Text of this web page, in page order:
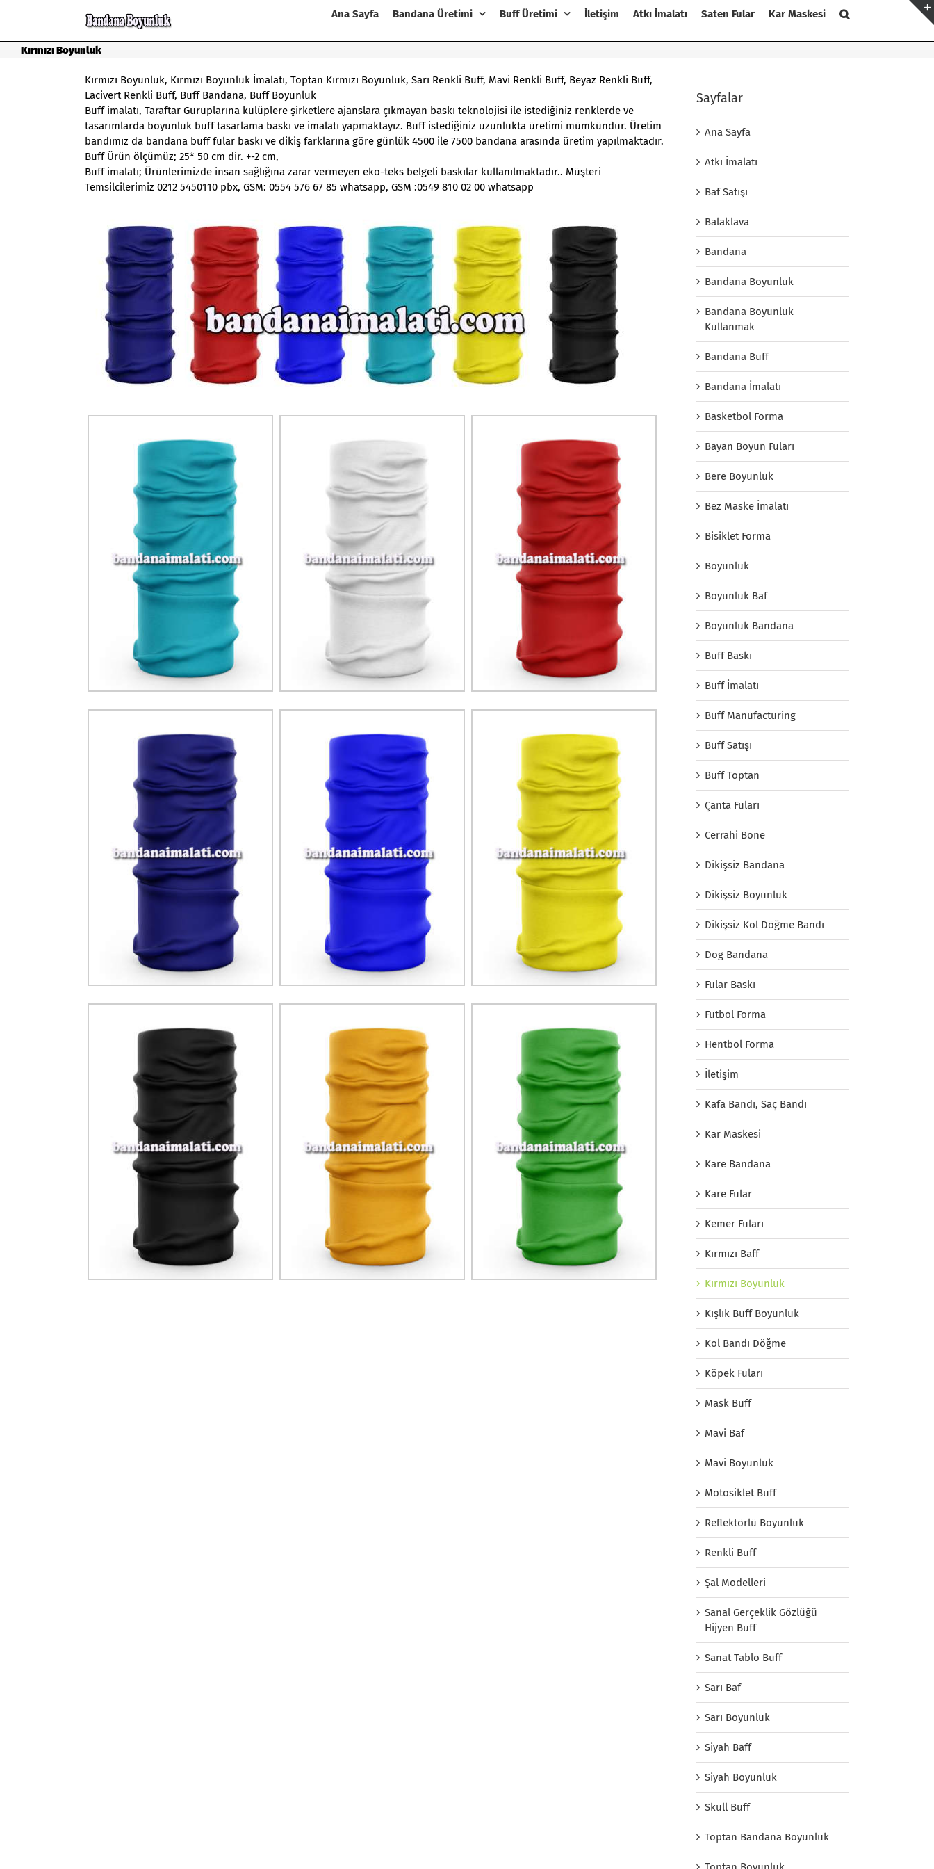
Ana Sayfa Bandana Üretimi Buff Üretimi İletişim Atkı İmalatı Saten Fular Kar Maskesi
Kırmızı Boyunluk
Kırmızı Boyunluk, Kırmızı Boyunluk İmalatı, Toptan Kırmızı Boyunluk, Sarı Renkli Buff, Mavi Renkli Buff, Beyaz Renkli Buff,
Lacivert Renkli Buff, Buff Bandana, Buff Boyunluk
Buff imalatı, Taraftar Guruplarına kulüplere şirketlere ajanslara çıkmayan baskı teknolojisi ile istediğiniz renklerde ve
tasarımlarda boyunluk buff tasarlama baskı ve imalatı yapmaktayız. Buff istediğiniz uzunlukta üretimi mümkündür. Üretim
bandımız da bandana buff fular baskı ve dikiş farklarına göre günlük 4500 ile 7500 bandana arasında üretim yapılmaktadır.
Buff Ürün ölçümüz; 25* 50 cm dir. +-2 cm,
Buff imalatı; Ürünlerimizde insan sağlığına zarar vermeyen eko-teks belgeli baskılar kullanılmaktadır.. Müşteri
Temsilcilerimiz 0212 5450110 pbx, GSM: 0554 576 67 85 whatsapp, GSM :0549 810 02 00 whatsapp
Sayfalar
Ana Sayfa
Atkı İmalatı
Baf Satışı
Balaklava
Bandana
Bandana Boyunluk
Bandana Boyunluk
Kullanmak
Bandana Buff
Bandana İmalatı
Basketbol Forma
Bayan Boyun Fuları
Bere Boyunluk
Bez Maske İmalatı
Bisiklet Forma
Boyunluk
Boyunluk Baf
Boyunluk Bandana
Buff Baskı
Buff İmalatı
Buff Manufacturing
Buff Satışı
Buff Toptan
Çanta Fuları
Cerrahi Bone
Dikişsiz Bandana
Dikişsiz Boyunluk
Dikişsiz Kol Döğme Bandı
Dog Bandana
Fular Baskı
Futbol Forma
Hentbol Forma
İletişim
Kafa Bandı, Saç Bandı
Kar Maskesi
Kare Bandana
Kare Fular
Kemer Fuları
Kırmızı Baff
Kırmızı Boyunluk
Kışlık Buff Boyunluk
Kol Bandı Döğme
Köpek Fuları
Mask Buff
Mavi Baf
Mavi Boyunluk
Motosiklet Buff
Reflektörlü Boyunluk
Renkli Buff
Şal Modelleri
Sanal Gerçeklik Gözlüğü
Hijyen Buff
Sanat Tablo Buff
Sarı Baf
Sarı Boyunluk
Siyah Baff
Siyah Boyunluk
Skull Buff
Toptan Bandana Boyunluk